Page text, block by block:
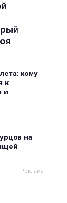
кому
к
и
на